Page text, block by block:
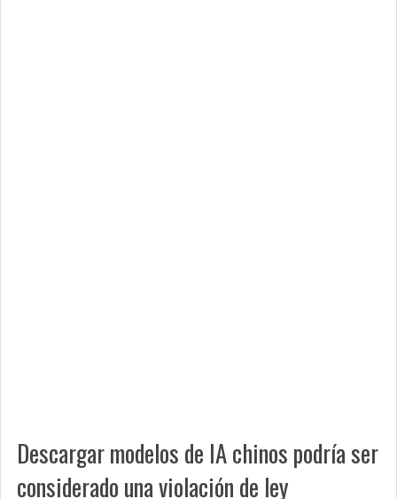
Descargar modelos de IA chinos podría ser
considerado una violación de ley